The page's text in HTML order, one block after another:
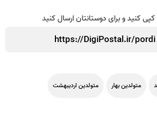
کپی کنید و برای دوستانتان ارسال کنید
متولدین بهار متولدین اردیبهشت